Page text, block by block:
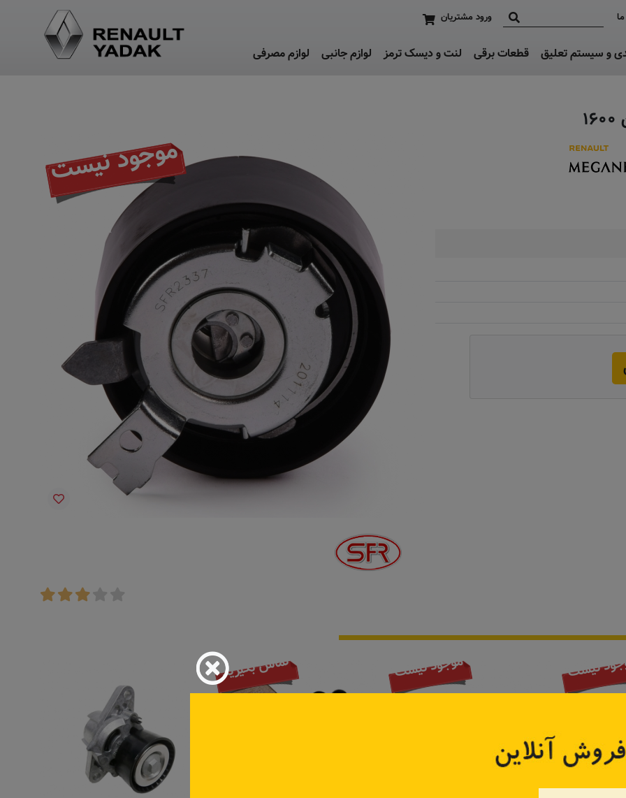
ورود مشتریان
و سیستم تعلیق قطعات برقی لنت و دیسک ترمز لوازم جانبی لوازم مصرفی
موجود نیست
نیست موجود نیست تماس بگیرید